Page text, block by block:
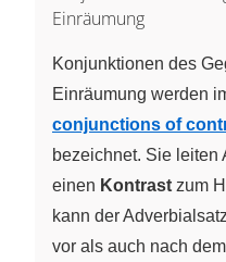
Einräumung
Konjunktionen des
Einräumung werden
conjunctions of
bezeichnet. Sie leiten
einen Kontrast zum
kann der
vor als auch nach